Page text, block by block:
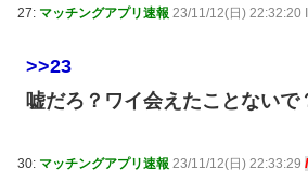
27: マッチングアプリ速報 23/11/12(日) 22:32:20
>>23
嘘だろ？ワイ会えたことないで
30: マッチングアプリ速報 23/11/12(日) 22:33:29